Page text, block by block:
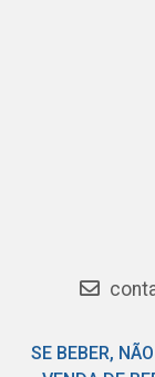
SE BEBER,